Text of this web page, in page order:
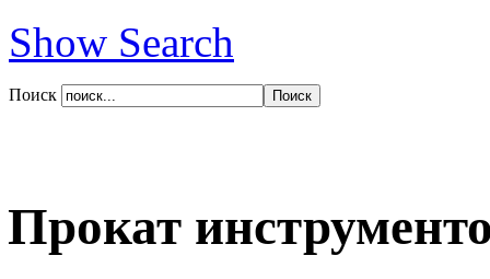
Show Search
Поиск
Прокат